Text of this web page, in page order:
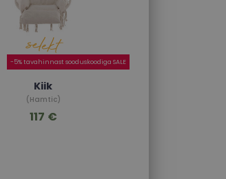
-5% tavahinnast sooduskoodiga SALE
Kiik
(Hamtic)
117 €